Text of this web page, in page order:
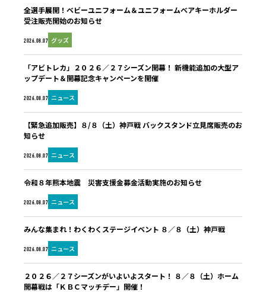
2026.08.07 グッズ
全選手展開！ベビーユニフォーム＆ユニフォームベアキーホルダー
受注販売開始のお知らせ
2026.08.07 ニュース
「アビトレカ」２０２６／２７シーズン開幕！ 新機能追加の大型ア
ップデート＆開幕記念キャンペーンを開催
2026.08.07 ニュース
【緊急追加販売】８/８（土）神戸戦 バックスタンド立見席販売のお
知らせ
2026.08.07 ニュース
令和８年熊本地震 災害支援金募金活動実施のお知らせ
2026.08.07 ニュース
みんな集まれ！わくわくステージイベント ８／８（土）神戸戦
２０２６／２７シーズンがいよいよスタート！ ８／８（土）ホーム
開幕戦は「ＫＢＣマッチデー」開催！